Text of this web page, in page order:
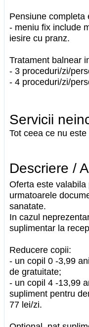
Pensiune completa
- meniu fix include
iesire cu pranz.
Tratament balnear
- 3 proceduri/zi/
- 4 proceduri/zi/
Servicii
Tot ceea ce nu
Descriere /
Oferta este
urmatoarele
sanatate.
In cazul
suplimentar la
Reducere copii:
- un copil 0 -3,99
de gratuitate;
- un copil 4 -13,99
supliment pentru
77 lei/zi.